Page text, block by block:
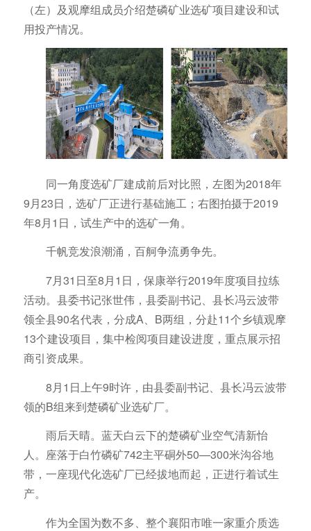
（左）及观摩组成员介绍楚磷矿业选矿项目建设和试
用投产情况。
同一角度选矿厂建成前后对比照，左图为2018年
9月23日，选矿厂正进行基础施工；右图拍摄于2019
年8月1日，试生产中的选矿一角。
千帆竞发浪潮涌，百舸争流勇争先。
7月31日至8月1日，保康举行2019年度项目拉练
活动。县委书记张世伟，县委副书记、县长冯云波带
领全县90名代表，分成A、B两组，分赴11个乡镇观摩
13个建设项目，集中检阅项目建设进度，重点展示招
商引资成果。
8月1日上午9时许，由县委副书记、县长冯云波带
领的B组来到楚磷矿业选矿厂。
雨后天晴。蓝天白云下的楚磷矿业空气清新怡
人。座落于白竹磷矿742主平硐外50—300米沟谷地
带，一座现代化选矿厂已经拔地而起，正进行着试生
产。
作为全国为数不多、整个襄阳市唯一家重介质选